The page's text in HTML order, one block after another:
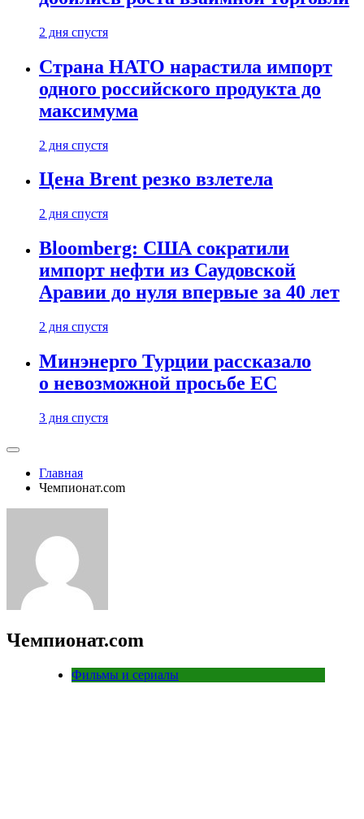
2 дня спустя
Страна НАТО нарастила импорт
одного российского продукта до
максимума
2 дня спустя
Цена Brent резко взлетела
2 дня спустя
Bloomberg: США сократили
импорт нефти из Саудовской
Аравии до нуля впервые за 40 лет
2 дня спустя
Минэнерго Турции рассказало
о невозможной просьбе ЕС
3 дня спустя
Главная
Чемпионат.com
Чемпионат.com
Фильмы и сериалы